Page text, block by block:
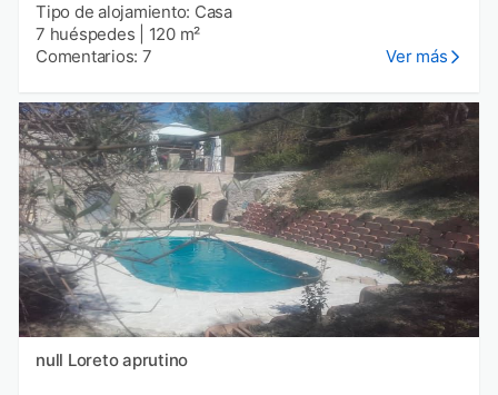
Tipo de alojamiento: Casa
7 huéspedes
120 m²
Comentarios: 7
Ver más
null Loreto aprutino